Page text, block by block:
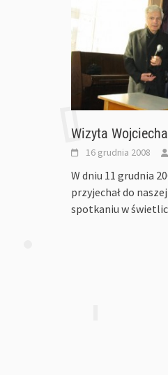
Wizyta
16 grudnia 2008
W dniu 11 grudnia
przyjechał do
spotkaniu w